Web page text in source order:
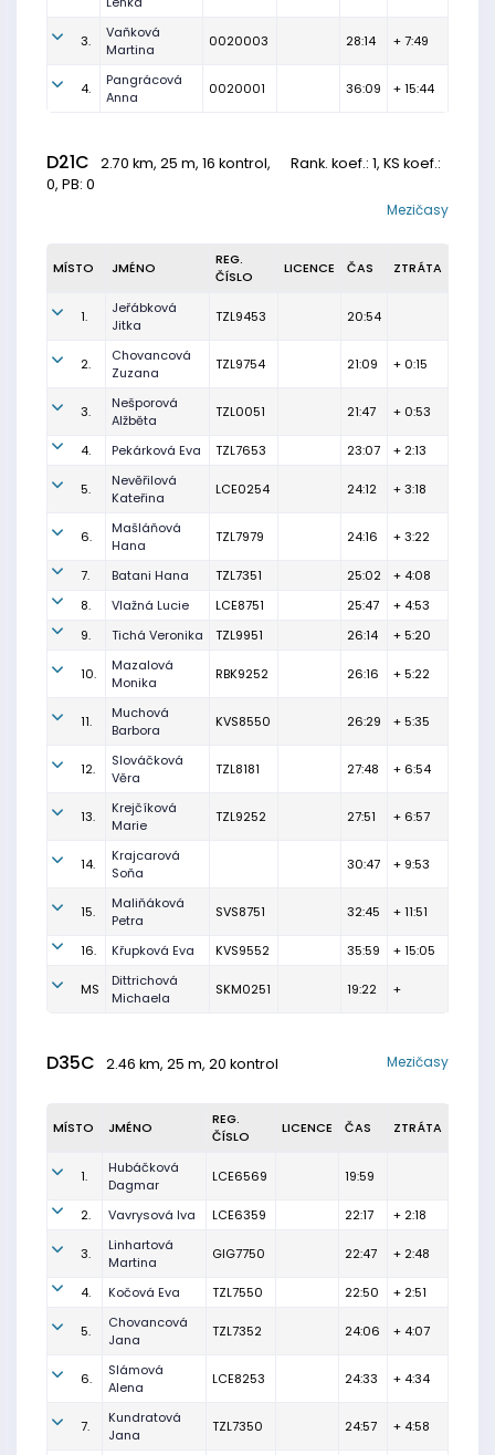
3.
Vaňková
Martina
0020003 28:14 + 7:49
4.
Pangrácová
Anna
0020001 36:09 + 15:44
D21C 2.70 km, 25 m, 16 kontrol, Rank. koef.: 1, KS koef.:
0, PB: 0
Mezičasy
MÍSTO JMÉNO
REG.
ČÍSLO
LICENCE ČAS ZTRÁTA
1.
Jeřábková
Jitka
TZL9453 20:54
2.
Chovancová
Zuzana
TZL9754 21:09 + 0:15
3.
Nešporová
Alžběta
TZL0051 21:47 + 0:53
4. Pekárková Eva TZL7653 23:07 + 2:13
5.
Nevěřilová
Kateřina
LCE0254 24:12 + 3:18
6.
Mašláňová
Hana
TZL7979 24:16 + 3:22
7. Batani Hana TZL7351 25:02
+ 4:08
8.
Vlažná Lucie LCE8751 25:47
+ 4:53
9.
Tichá Veronika TZL9951 26:14 + 5:20
10.
Mazalová
Monika
RBK9252 26:16 + 5:22
11.
Muchová
Barbora
KVS8550 26:29 + 5:35
12.
Slováčková
Věra
TZL8181 27:48 + 6:54
13.
Krejčíková
Marie
TZL9252 27:51 + 6:57
14.
Krajcarová
Soňa
30:47 + 9:53
15.
Maliňáková
Petra
SVS8751 32:45 + 11:51
16. Křupková Eva KVS9552 35:59 + 15:05
MS
Dittrichová
Michaela
SKM0251 19:22 +
D35C 2.46 km, 25 m, 20 kontrol Mezičasy
MÍSTO JMÉNO
REG.
ČÍSLO
LICENCE ČAS ZTRÁTA
1.
Hubáčková
Dagmar
LCE6569 19:59
2. Vavrysová Iva LCE6359 22:17 + 2:18
3.
Linhartová
Martina
GIG7750 22:47 + 2:48
4. Kočová Eva TZL7550 22:50 + 2:51
5.
Chovancová
Jana
TZL7352 24:06 + 4:07
6.
Slámová
Alena
LCE8253 24:33 + 4:34
7.
Kundratová
Jana
TZL7350 24:57 + 4:58